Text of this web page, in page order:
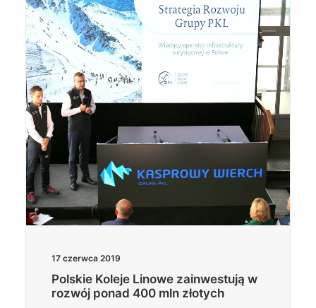
Wyszukiwanie
17 czerwca 2019
Polskie Koleje Linowe zainwestują w
rozwój ponad 400 mln złotych